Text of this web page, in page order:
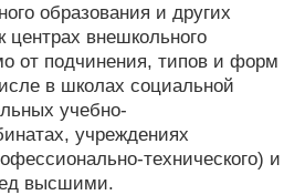
образования и других
центрах внешкольного
от подчинения, типов и форм
в школах социальной
учебно-
учреждениях
технического) и
высшими.